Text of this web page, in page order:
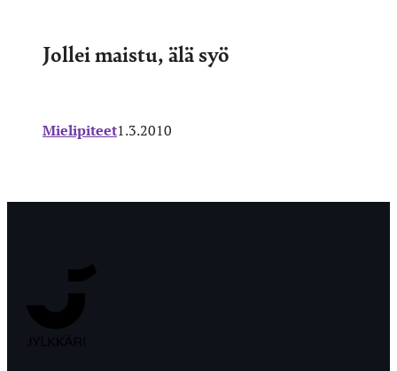
Jollei maistu, älä syö
Mielipiteet1.3.2010